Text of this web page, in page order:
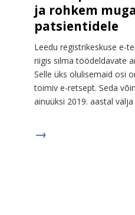
ja rohkem
patsientidele
Leedu registrikeskuse e-
riigis silma töödeldavate
Selle üks olulisemaid osi
toimiv e-retsept. Seda
ainuüksi 2019. aastal välja